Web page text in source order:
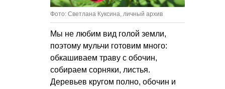
Фото: Светлана Куксина, личный архив
Мы не любим вид голой земли,
поэтому мульчи готовим много:
обкашиваем траву с обочин,
собираем сорняки, листья.
Деревьев кругом полно, обочин и